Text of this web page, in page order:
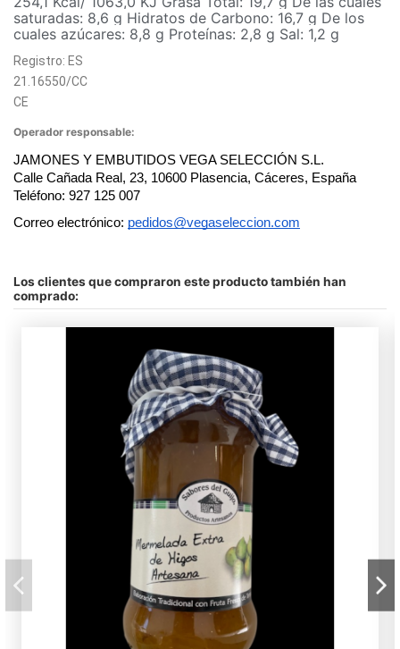
saturadas: 8,6 g Hidratos de Carbono: 16,7 g De los
cuales azúcares: 8,8 g Proteínas: 2,8 g Sal: 1,2 g
Registro: ES
21.16550/CC
CE
Operador responsable:
JAMONES Y EMBUTIDOS VEGA SELECCIÓN S.L.
Calle Cañada Real, 23, 10600 Plasencia, Cáceres, España
Teléfono: 927 125 007
Correo electrónico: pedidos@vegaseleccion.com
En stock 13 Artículos
Los clientes que compraron este producto también han
comprado: